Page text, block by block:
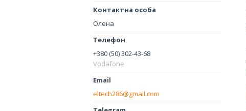
Олена
+380 (50) 302-43-68
Vodafone
eltech286@gmail.com